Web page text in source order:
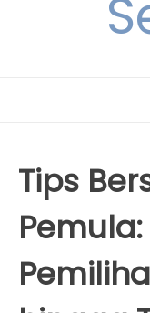
Tips